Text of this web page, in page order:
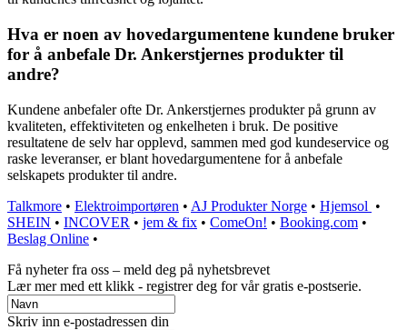
Hva er noen av hovedargumentene kundene bruker
for å anbefale Dr. Ankerstjernes produkter til
andre?
Kundene anbefaler ofte Dr. Ankerstjernes produkter på grunn av
kvaliteten, effektiviteten og enkelheten i bruk. De positive
resultatene de selv har opplevd, sammen med god kundeservice og
raske leveranser, er blant hovedargumentene for å anbefale
selskapets produkter til andre.
Talkmore • Elektroimportøren • AJ Produkter Norge • Hjemsol •
SHEIN • INCOVER • jem & fix • ComeOn! • Booking.com •
Beslag Online •
Få nyheter fra oss – meld deg på nyhetsbrevet
Lær mer med ett klikk - registrer deg for vår gratis e-postserie.
Skriv inn e-postadressen din